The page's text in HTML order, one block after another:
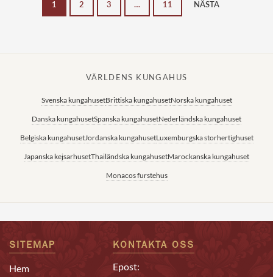
1 2 3 … 11 NÄSTA
VÄRLDENS KUNGAHUS
Svenska kungahusetBrittiska kungahusetNorska kungahuset
Danska kungahusetSpanska kungahusetNederländska kungahuset
Belgiska kungahusetJordanska kungahusetLuxemburgska storhertighuset
Japanska kejsarhusetThailändska kungahusetMarockanska kungahuset
Monacos furstehus
SITEMAP
Hem
KONTAKTA OSS
Epost: